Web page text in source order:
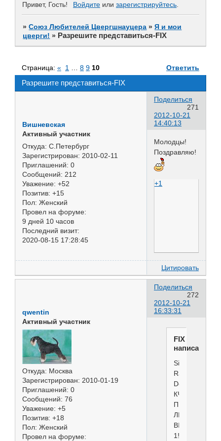
Привет, Гость! Войдите или зарегистрируйтесь.
»Союз Любителей Цвергшнауцера »Я и мои
цверги! » Разрешите представиться-FIX
Разрешите представиться-FIX
Страница: « 1 8 9 10 Ответить
Поделиться
271
2012-10-21
14:40:13
Вишневская
Активный участник
Откуда: С.Петербург
Зарегистрирован: 2010-02-11
Приглашений: 0
Сообщений: 212
Уважение: +52
Позитив: +15
Пол: Женский
Провел на форуме:
9 дней 10 часов
Последний визит:
2020-08-15 17:28:45
Молодцы!
Поздравляю!
+1
Цитировать
Поделиться
272
2012-10-21
16:33:31
qwentin
Активный участник
Откуда: Москва
Зарегистрирован: 2010-01-19
Приглашений: 0
Сообщений: 76
Уважение: +5
Позитив: +18
Пол: Женский
Провел на форуме:
FIX
написал(а):
Silver
Rainbow
Domingo
КЧК
ПК
ЛПП
BIS-
1!!!